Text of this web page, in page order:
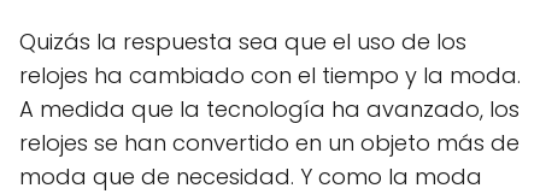
Quizás la respuesta sea que el uso de los
relojes ha cambiado con el tiempo y la moda.
A medida que la tecnología ha avanzado, los
relojes se han convertido en un objeto más de
moda que de necesidad. Y como la moda